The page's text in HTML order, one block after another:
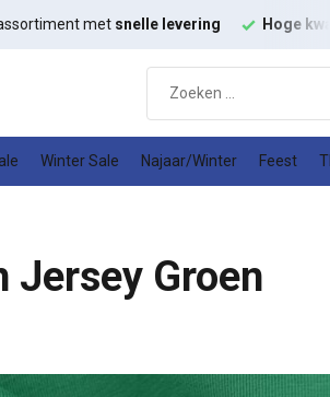
met snelle levering Hoge
Winter Sale Najaar/Winter Feest
Groen